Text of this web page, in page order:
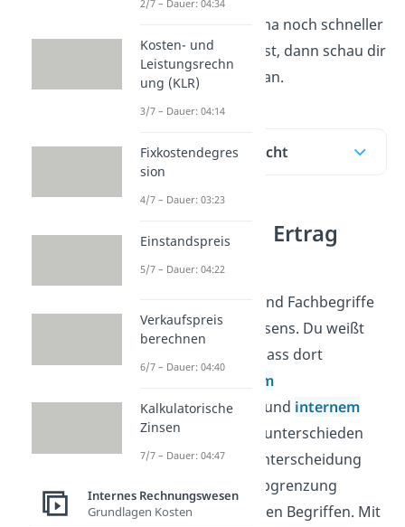
Wenn du das Thema noch schneller
verstehen möchtest, dann schau dir
unserVideo dazu an.
Inhaltsübersicht
Unterschied Ertrag
Erlös
Ertrag und Erlös sind Fachbegriffe
des Rechnungswesens. Du weißt
bestimmt schon, dass dort
externem
Rechnungswesen
und internem
Rechnungswesen
unterschieden
wird. Auf dieser Unterscheidung
basiert auch die Abgrenzung
zwischen den beiden Begriffen. Mit
2/7 – Dauer: 04:34
Kosten- und
Leistungsrechn
ung (KLR)
3/7 – Dauer: 04:14
Fixkostendegres
sion
4/7 – Dauer: 03:23
Einstandspreis
5/7 – Dauer: 04:22
Verkaufspreis
berechnen
6/7 – Dauer: 04:40
Kalkulatorische
Zinsen
7/7 – Dauer: 04:47
Internes Rechnungswesen
Grundlagen Kosten